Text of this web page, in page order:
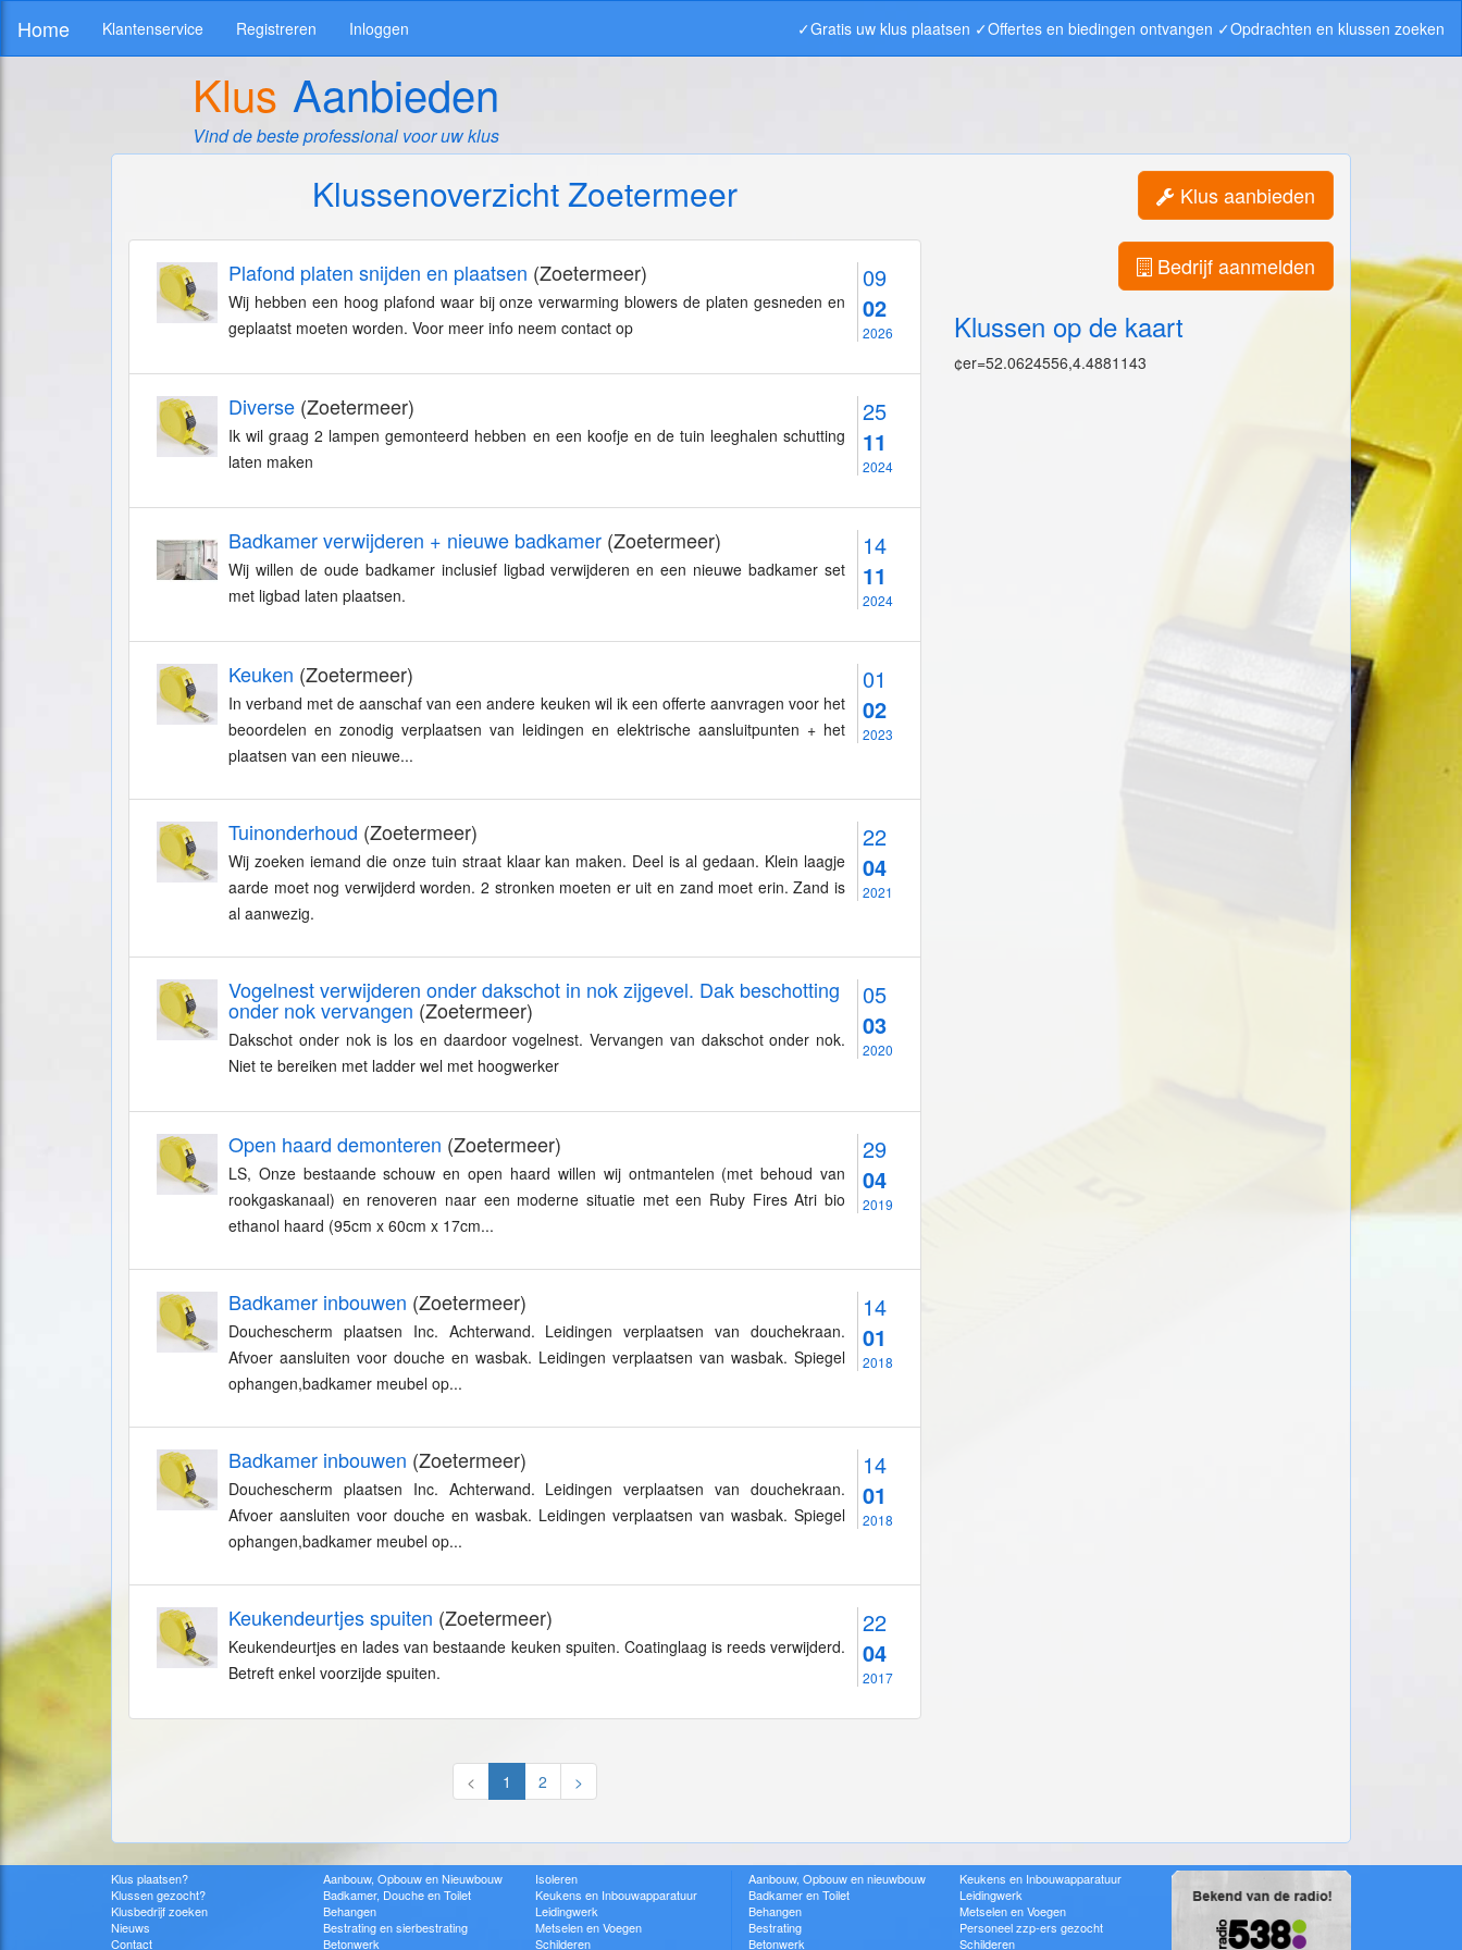
Home Klantenservice Registreren Inloggen ✓Gratis uw klus plaatsen ✓Offertes en biedingen ontvangen ✓Opdrachten en klussen zoeken
Klus Aanbieden
Vind de beste professional voor uw klus
Klussenoverzicht Zoetermeer
09
02
2026
Plafond platen snijden en plaatsen (Zoetermeer)
Wij hebben een hoog plafond waar bij onze verwarming blowers de platen gesneden en
geplaatst moeten worden. Voor meer info neem contact op
25
11
2024
Diverse (Zoetermeer)
Ik wil graag 2 lampen gemonteerd hebben en een koofje en de tuin leeghalen schutting
laten maken
14
11
2024
Badkamer verwijderen + nieuwe badkamer (Zoetermeer)
Wij willen de oude badkamer inclusief ligbad verwijderen en een nieuwe badkamer set
met ligbad laten plaatsen.
01
02
2023
Keuken (Zoetermeer)
In verband met de aanschaf van een andere keuken wil ik een offerte aanvragen voor het
beoordelen en zonodig verplaatsen van leidingen en elektrische aansluitpunten + het
plaatsen van een nieuwe...
22
04
2021
Tuinonderhoud (Zoetermeer)
Wij zoeken iemand die onze tuin straat klaar kan maken. Deel is al gedaan. Klein laagje
aarde moet nog verwijderd worden. 2 stronken moeten er uit en zand moet erin. Zand is
al aanwezig.
05
03
2020
Vogelnest verwijderen onder dakschot in nok zijgevel. Dak beschotting
onder nok vervangen (Zoetermeer)
Dakschot onder nok is los en daardoor vogelnest. Vervangen van dakschot onder nok.
Niet te bereiken met ladder wel met hoogwerker
29
04
2019
Open haard demonteren (Zoetermeer)
LS, Onze bestaande schouw en open haard willen wij ontmantelen (met behoud van
rookgaskanaal) en renoveren naar een moderne situatie met een Ruby Fires Atri bio
ethanol haard (95cm x 60cm x 17cm...
14
01
2018
Badkamer inbouwen (Zoetermeer)
Douchescherm plaatsen Inc. Achterwand. Leidingen verplaatsen van douchekraan.
Afvoer aansluiten voor douche en wasbak. Leidingen verplaatsen van wasbak. Spiegel
ophangen,badkamer meubel op...
14
01
2018
Badkamer inbouwen (Zoetermeer)
Douchescherm plaatsen Inc. Achterwand. Leidingen verplaatsen van douchekraan.
Afvoer aansluiten voor douche en wasbak. Leidingen verplaatsen van wasbak. Spiegel
ophangen,badkamer meubel op...
22
04
2017
Keukendeurtjes spuiten (Zoetermeer)
Keukendeurtjes en lades van bestaande keuken spuiten. Coatinglaag is reeds verwijderd.
Betreft enkel voorzijde spuiten.
< 1 2 >
Klus aanbieden
Bedrijf aanmelden
Klussen op de kaart
¢er=52.0624556,4.4881143
Klus plaatsen?
Klussen gezocht?
Klusbedrijf zoeken
Nieuws
Contact
Aanbouw, Opbouw en Nieuwbouw
Badkamer, Douche en Toilet
Behangen
Bestrating en sierbestrating
Betonwerk
Isoleren
Keukens en Inbouwapparatuur
Leidingwerk
Metselen en Voegen
Schilderen
Aanbouw, Opbouw en nieuwbouw
Badkamer en Toilet
Behangen
Bestrating
Betonwerk
Keukens en Inbouwapparatuur
Leidingwerk
Metselen en Voegen
Personeel zzp-ers gezocht
Schilderen